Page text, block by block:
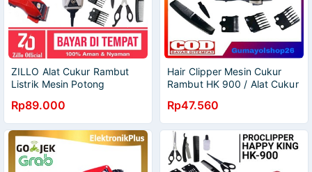
ZILLO Alat Cukur Rambut
Listrik Mesin Potong
Gunting Sasak 3in1 Paket
Cukur Rambut Original
Rp89.000
Hair Clipper Mesin Cukur
Rambut HK 900 / Alat Cukur
Rp47.560